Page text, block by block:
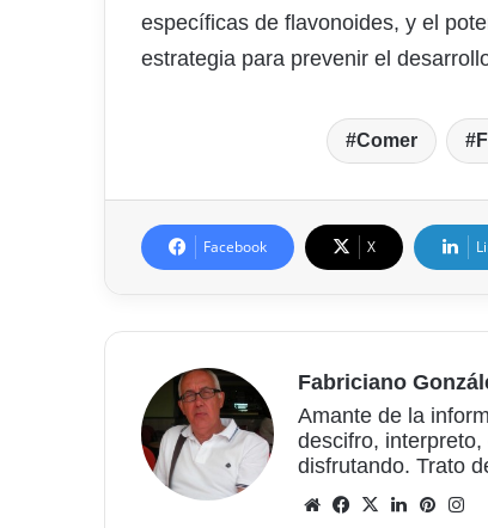
específicas de flavonoides, y el
estrategia para prevenir el
Comer
Facebook X
Fabriciano
Amante de la
descifro,
disfrutando. Trato
Sitio
Facebook
X LinkedIn